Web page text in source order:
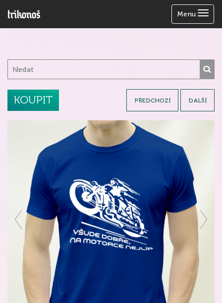
Zobrazit
menu
Menu
KOUPIT PŘEDCHOZÍ DALŠÍ